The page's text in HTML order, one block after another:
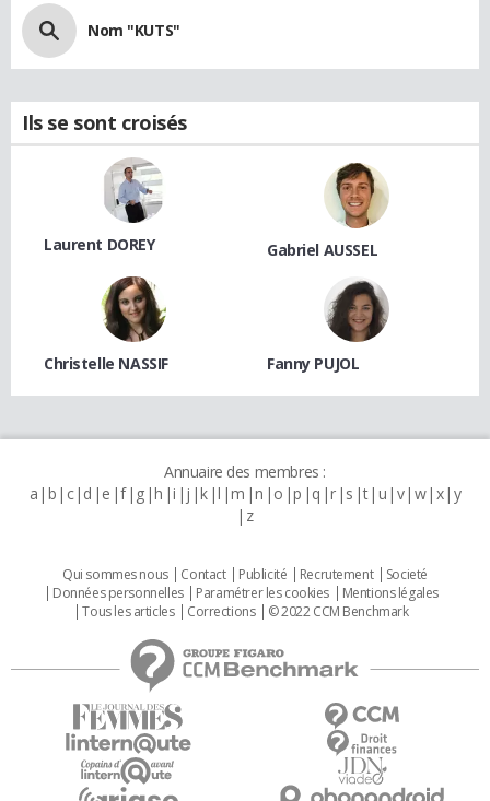
Nom "KUTS"
Ils se sont croisés
Laurent DOREY Gabriel AUSSEL
Christelle NASSIF Fanny PUJOL
Annuaire des membres :
a b c d e f g h i j k l m n o p q r s t u v w x y
z
Qui sommes nous Contact Publicité Recrutement
Societé
Données personnelles
Paramétrer les cookies
Mentions légales
Tous les articles
Corrections © 2022 CCM Benchmark